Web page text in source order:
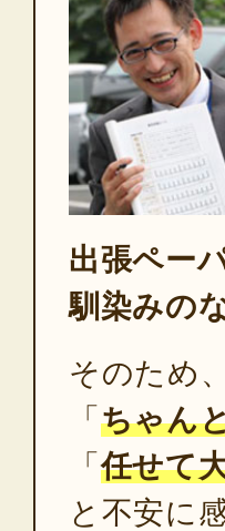
出張ペー
馴染みの
そのため、
「 ちゃん
「任せて
と不安に